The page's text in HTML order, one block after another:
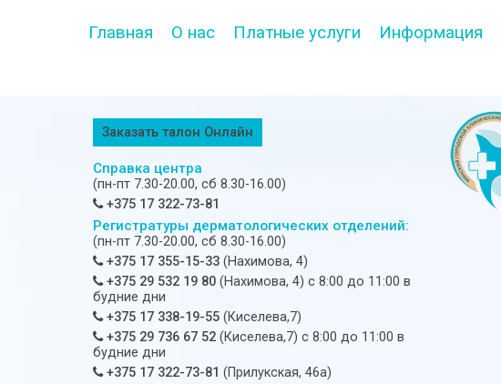
Главная О нас Платные услуги Информация
Заказать талон Онлайн
Справка центра
(пн-пт 7.30-20.00, сб 8.30-16.00)
+375 17 322-73-81
Регистратуры дерматологических отделений:
(пн-пт 7.30-20.00, сб 8.30-16.00)
+375 17 355-15-33 (Нахимова, 4)
+375 29 532 19 80 (Нахимова, 4) c 8:00 до 11:00 в
будние дни
+375 17 338-19-55 (Киселева,7)
+375 29 736 67 52 (Киселева,7) c 8:00 до 11:00 в
будние дни
+375 17 322-73-81 (Прилукская, 46а)